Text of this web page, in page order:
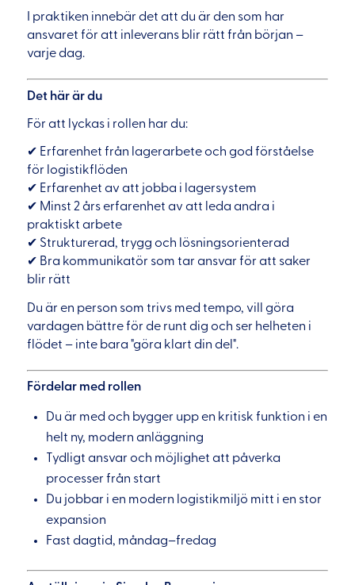
I praktiken innebär det att du är den som har
ansvaret för att inleverans blir rätt från början –
varje dag.
Det här är du
För att lyckas i rollen har du:
✔ Erfarenhet från lagerarbete och god förståelse
för logistikflöden
✔ Erfarenhet av att jobba i lagersystem
✔ Minst 2 års erfarenhet av att leda andra i
praktiskt arbete
✔ Strukturerad, trygg och lösningsorienterad
✔ Bra kommunikatör som tar ansvar för att saker
blir rätt
Du är en person som trivs med tempo, vill göra
vardagen bättre för de runt dig och ser helheten i
flödet – inte bara "göra klart din del".
Fördelar med rollen
Du är med och bygger upp en kritisk funktion i en
helt ny, modern anläggning
Tydligt ansvar och möjlighet att påverka
processer från start
Du jobbar i en modern logistikmiljö mitt i en stor
expansion
Fast dagtid, måndag–fredag